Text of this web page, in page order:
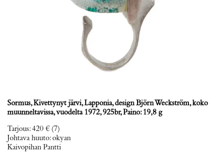
Sormus, Kivettynyt järvi, Lapponia, design Björn Weckström, koko
muunneltavissa, vuodelta 1972, 925br, Paino: 19,8 g
Tarjous:420 € (7)
Johtava huuto:okyan
Kaivopihan Pantti